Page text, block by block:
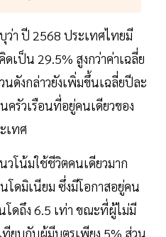
ว่า ปี 2568 ประเทศไทยมี
เป็น 29.5% สูงกว่าค่าเฉลี่ย
ดังกล่าวยังเพิ่มขึ้นเฉลี่ยปีละ
รัวเรือนที่อยู่คนเดียวของ
เทศ
โน้มใช้ชีวิตคนเดียวมาก
ดมิเนียม ซึ่งมีโอกาสอยู่คน
โดถึง 6.5 เท่า ขณะที่ผู้ไม่มี
ยบกับผู้มีบุตรเพียง 5% ส่วน